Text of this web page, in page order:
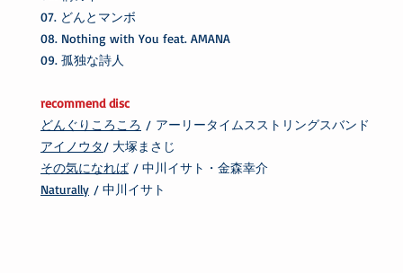
07. どんとマンボ
08. Nothing with You feat. AMANA
09. 孤独な詩人
recommend disc
どんぐりころころ / アーリータイムスストリングスバンド
アイノウタ/ 大塚まさじ
その気になれば/ 中川イサト・金森幸介
Naturally / 中川イサト